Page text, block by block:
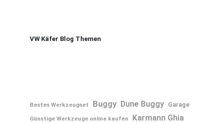
VW Käfer Blog Themen
Bestes Werkzeugset Buggy Dune Buggy
Garage
Günstige Werkzeuge online kaufen
Karmann Ghia